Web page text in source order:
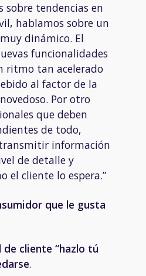
sobre tendencias en
hablamos sobre un
dinámico. El
funcionalidades
ritmo tan acelerado
al factor de la
Por otro
que deben
de todo,
información
de detalle y
el cliente lo espera.”
que le gusta
de cliente “hazlo tú
.